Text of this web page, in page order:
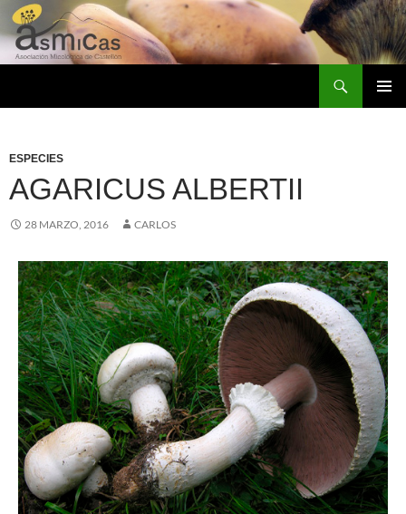
Saltar
al
contenido
ESPECIES
AGARICUS ALBERTII
28 MARZO, 2016 CARLOS